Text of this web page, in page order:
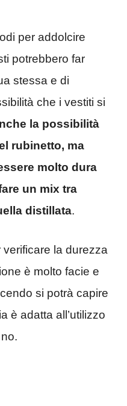
per addolcire
potrebbero far
stessa e di
che i vestiti si
la possibilità
rubinetto, ma
molto dura
un mix tra
distillata.
la durezza
è molto facie e
si potrà capire
è adatta all’utilizzo